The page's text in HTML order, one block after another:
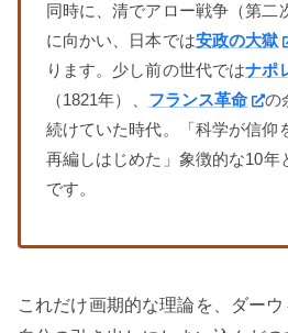
同時に、清でアロー戦争（第二
に向かい、日本では安政の大獄
ります。少し前の世代ではナポ
（1821年）、 フランス革命
の
続けていた時代。「科学が信仰
再編しはじめた」象徴的な10年
です。
これだけ画期的な理論を、ダー